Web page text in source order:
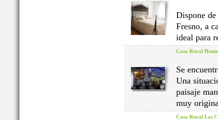
Dispone
Fresno, a
ideal para
Casa Rural
Se
Una
paisaje
muy
Casa Rural Las